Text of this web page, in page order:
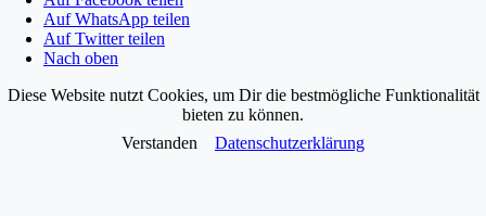
Auf WhatsApp teilen
Auf Twitter teilen
Nach oben
Diese Website nutzt Cookies, um Dir die bestmögliche Funktionalität
bieten zu können.
Verstanden
Datenschutzerklärung